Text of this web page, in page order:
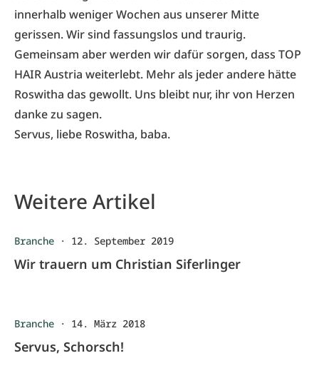
innerhalb weniger Wochen aus unserer Mitte
gerissen. Wir sind fassungslos und traurig.
Gemeinsam aber werden wir dafür sorgen, dass TOP
HAIR Austria weiterlebt. Mehr als jeder andere hätte
Roswitha das gewollt. Uns bleibt nur, ihr von Herzen
danke zu sagen.
Servus, liebe Roswitha, baba.
Weitere Artikel
Branche · 12. September 2019
Wir trauern um Christian Siferlinger
Branche · 14. März 2018
Servus, Schorsch!